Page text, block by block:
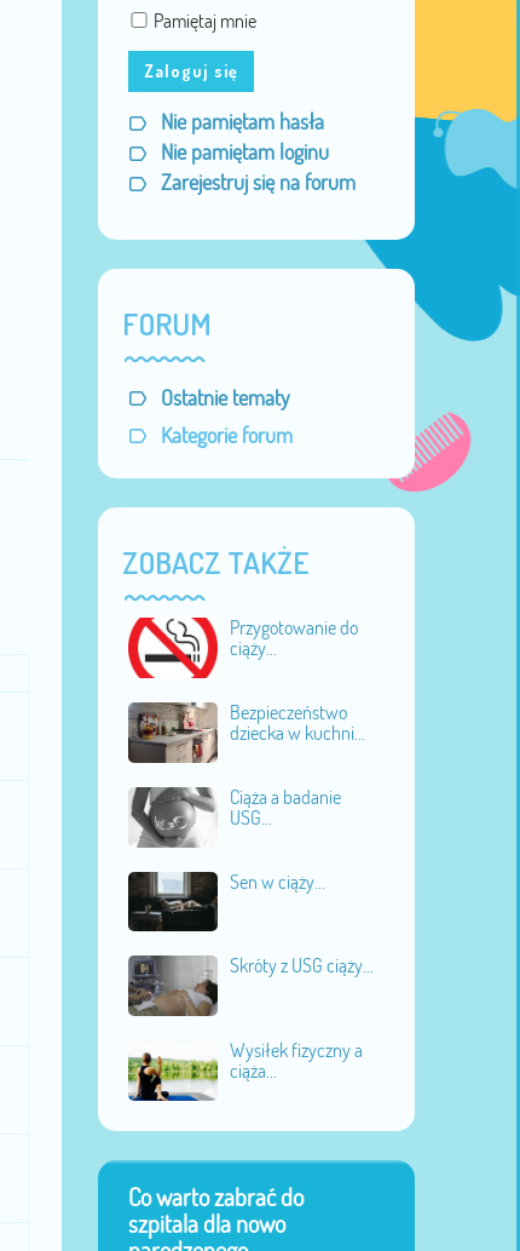
Pamiętaj mnie
Zaloguj się
Nie pamiętam hasła
Nie pamiętam loginu
Zarejestruj się na forum
FORUM
Ostatnie tematy
Kategorie forum
ZOBACZ TAKŻE
Przygotowanie do
ciąży...
Bezpieczeństwo
dziecka w kuchni...
Ciąża a badanie
USG...
Sen w ciąży...
Skróty z USG ciąży...
Wysiłek fizyczny a
ciąża...
Co warto zabrać do
szpitala dla nowo